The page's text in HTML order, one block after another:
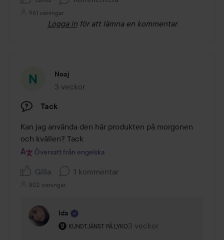
961 visningar
Logga in för att lämna en kommentar
Noaj
3 veckor
Inlägget skapades 3 veckor
Tack
Kan jag använda den här produkten på morgonen
och kvällen? Tack
Översatt från engelska
Gilla 1 kommentar
802 visningar
Ida
KUNDTJÄNST PÅ LYKO
Användarens roll: Kundtjänst på Lyko.
3 veckor
Kommentaren lades 3